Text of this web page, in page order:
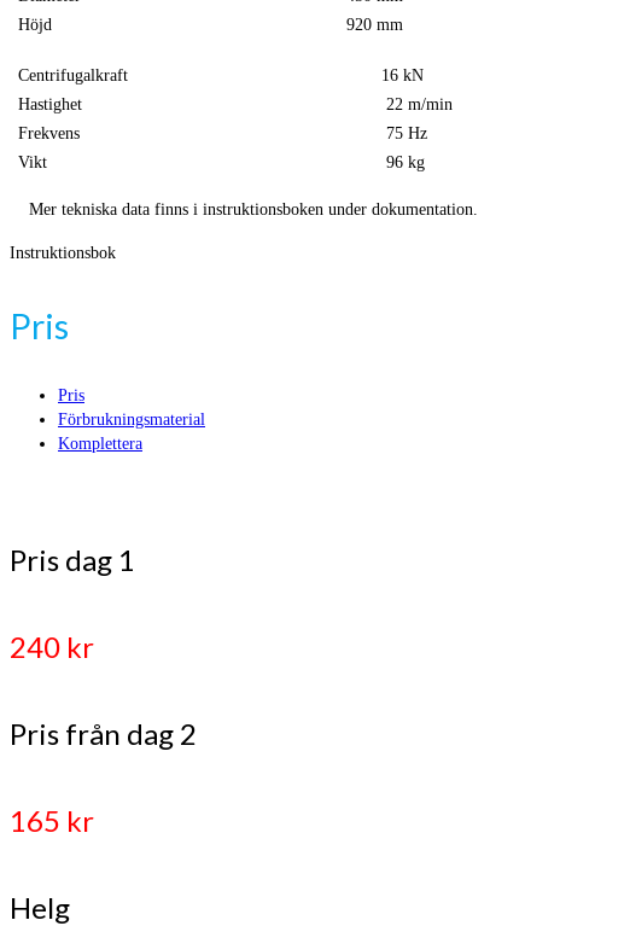
Höjd
920 mm
Centrifugalkraft
16 kN
Hastighet
22 m/min
Frekvens
75 Hz
Vikt
96 kg
Mer tekniska data finns i instruktionsboken under dokumentation.
Instruktionsbok
Pris
Pris
Förbrukningsmaterial
Komplettera
Pris dag 1
240 kr
Pris från dag 2
165 kr
Helg